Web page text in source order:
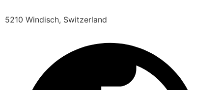
5210 Windisch, Switzerland